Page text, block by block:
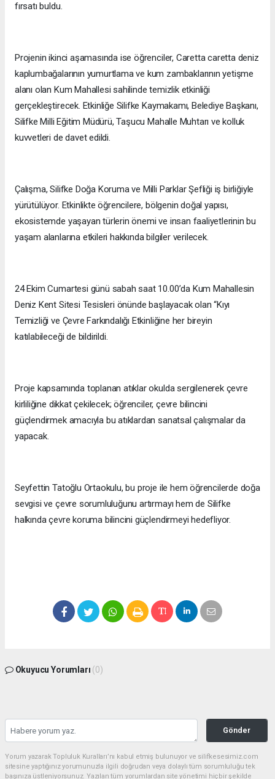
fırsatı buldu.
Projenin ikinci aşamasında ise öğrenciler, Caretta caretta deniz
kaplumbağalarının yumurtlama ve kum zambaklarının yetişme
alanı olan Kum Mahallesi sahilinde temizlik etkinliği
gerçekleştirecek. Etkinliğe Silifke Kaymakamı, Belediye Başkanı,
Silifke Milli Eğitim Müdürü, Taşucu Mahalle Muhtarı ve kolluk
kuvvetleri de davet edildi.
Çalışma, Silifke Doğa Koruma ve Milli Parklar Şefliği iş birliğiyle
yürütülüyor. Etkinlikte öğrencilere, bölgenin doğal yapısı,
ekosistemde yaşayan türlerin önemi ve insan faaliyetlerinin bu
yaşam alanlarına etkileri hakkında bilgiler verilecek.
24 Ekim Cumartesi günü sabah saat 10.00’da Kum Mahallesin
Deniz Kent Sitesi Tesisleri önünde başlayacak olan “Kıyı
Temizliği ve Çevre Farkındalığı Etkinliğine her bireyin
katılabileceği de bildirildi.
Proje kapsamında toplanan atıklar okulda sergilenerek çevre
kirliliğine dikkat çekilecek; öğrenciler, çevre bilincini
güçlendirmek amacıyla bu atıklardan sanatsal çalışmalar da
yapacak.
Seyfettin Tatoğlu Ortaokulu, bu proje ile hem öğrencilerde doğa
sevgisi ve çevre sorumluluğunu artırmayı hem de Silifke
halkında çevre koruma bilincini güçlendirmeyi hedefliyor.
Okuyucu Yorumları (0)
Gönder
Yorum yazarak Topluluk Kuralları’nı kabul etmiş bulunuyor ve silifkesesimiz.com
sitesine yaptığınız yorumunuzla ilgili doğrudan veya dolaylı tüm sorumluluğu tek
başınıza üstleniyorsunuz. Yazılan tüm yorumlardan site yönetimi hiçbir şekilde